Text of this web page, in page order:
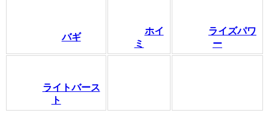
バギ
ホイ
ミ
ライズパワ
ー
ライトバース
ト